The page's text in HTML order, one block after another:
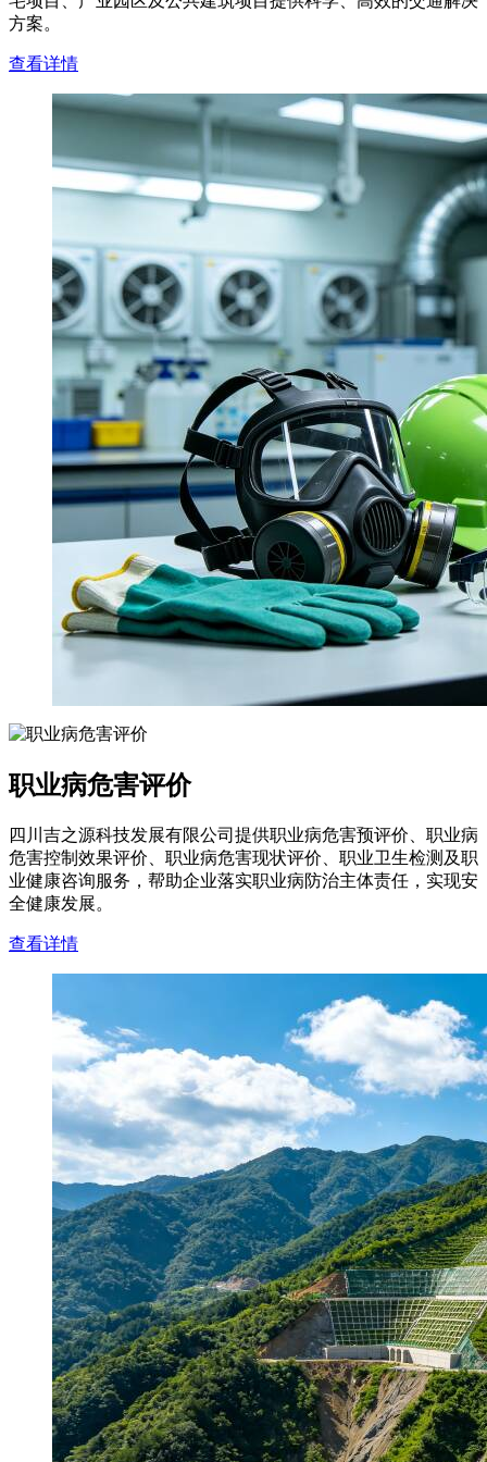
方案。
查看详情
职业病危害评价
四川吉之源科技发展有限公司提供职业病危害预评价、职业病
危害控制效果评价、职业病危害现状评价、职业卫生检测及职
业健康咨询服务，帮助企业落实职业病防治主体责任，实现安
全健康发展。
查看详情